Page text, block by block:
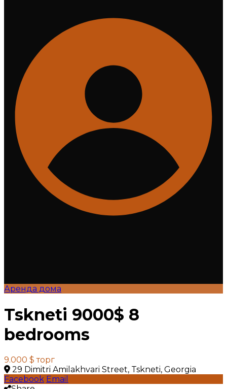
Аренда дома
Tskneti 9000$ 8
bedrooms
9.000 $торг
29 Dimitri Amilakhvari Street, Tskneti, Georgia
Facebook Email